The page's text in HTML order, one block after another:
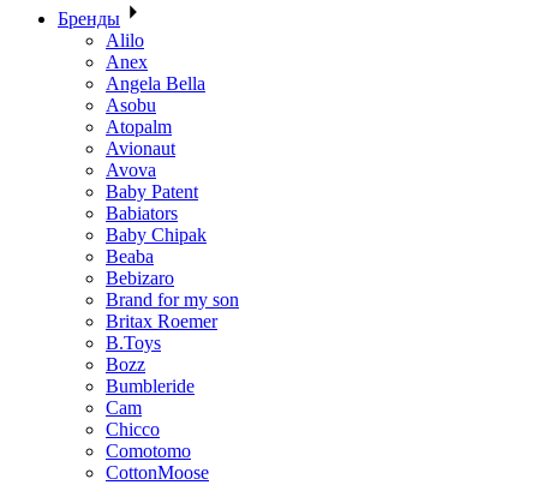
Бренды
Alilo
Anex
Angela Bella
Asobu
Atopalm
Avionaut
Avova
Baby Patent
Babiators
Baby Chipak
Beaba
Bebizaro
Brand for my son
Britax Roemer
B.Toys
Bozz
Bumbleride
Cam
Chicco
Comotomo
CottonMoose